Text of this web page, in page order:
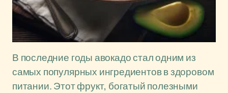
В последние годы авокадо стал одним из
самых популярных ингредиентов в здоровом
питании. Этот фрукт, богатый полезными